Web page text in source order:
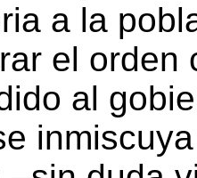
a la
el orden
al